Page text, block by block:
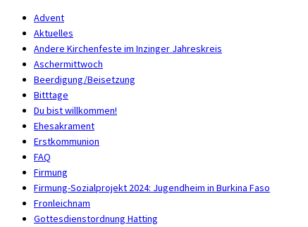
Advent
Aktuelles
Andere Kirchenfeste im Inzinger Jahreskreis
Aschermittwoch
Beerdigung/Beisetzung
Bitttage
Du bist willkommen!
Ehesakrament
Erstkommunion
FAQ
Firmung
Firmung-Sozialprojekt 2024: Jugendheim in Burkina Faso
Fronleichnam
Gottesdienstordnung Hatting